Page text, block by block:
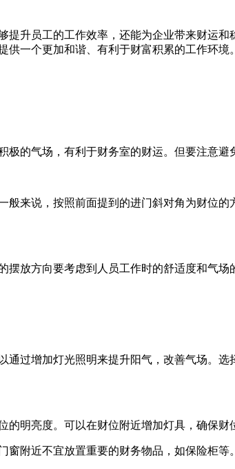
升员工的工作效率，还能为企业带来财运
一个更加和谐、有利于财富积累的工作环境。
的气场，有利于财务室的财运。但要注意避
来说，按照前面提到的进门斜对角为财位
放方向要考虑到人员工作时的舒适度和气
过增加灯光照明来提升阳气，改善气场。
明亮度。可以在财位附近增加灯具，确保财
附近不宜放置重要的财务物品，如保险柜等。